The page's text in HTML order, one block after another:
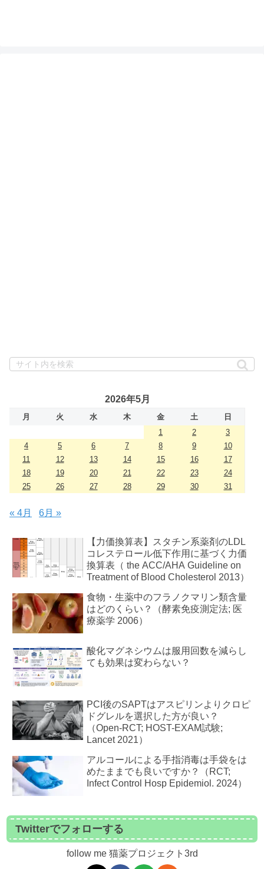
2026年5月
月 火 水 木 金 土
日
1
2
3
4
5 6 7 8 9
10
11
12 13 14 15 16
17
18
19 20 21 22 23
24
25
26 27 28 29 30 31
« 4月 6月 »
【力価換算表】スタチン系薬剤のLDL
コレステロール低下作用に基づく力価
換算表（ the ACC/AHA Guideline on
Treatment of Blood Cholesterol 2013）
食物・生薬中のフラノクマリン類含量
はどのくらい？（酵素免疫測定法; 医
療薬学 2006）
酸化マグネシウムは服用回数を減らし
ても効果は変わらない？
PCI後のSAPTはアスピリンよりクロピ
ドグレルを選択した方が良い？
（Open-RCT; HOST-EXAM試験;
Lancet 2021）
アルコールによる手指消毒は手袋をは
めたままでも良いですか？（RCT;
Infect Control Hosp Epidemiol. 2024）
Twitterでフォローする
follow me 猫薬プロジェクト3rd